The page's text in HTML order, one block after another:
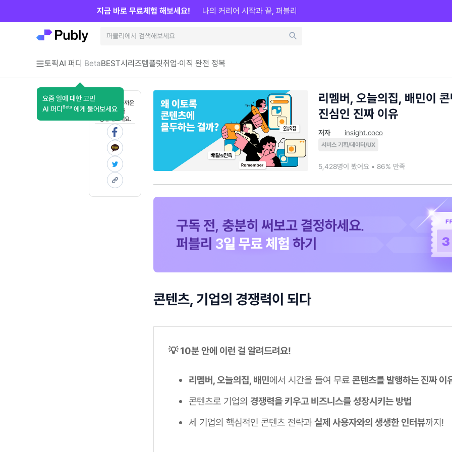
토픽AI 퍼디 Beta
요즘 일에 대한 고민
AI 퍼디 Beta 에게 물어보세요
BEST시리즈템플릿취업·이직 완전 정복
지금 바로 무료체험 해보세요! 나의 커리어 시작과 끝, 퍼블리
혼자 보기 아까운
콘텐츠를
공유해보세요.
리멤버, 오늘의집, 배민이
진심인 진짜 이유
저자 insight.coco
서비스 기획/데이터/UX
5,428명이 봤어요 • 86% 만족
콘텐츠, 기업의 경쟁력이 되다
💡 10분 안에 이런 걸 알려드려요!
리멤버, 오늘의집, 배민에서 시간을 들여 무료 콘텐츠를 발행하는 진짜 이
콘텐츠로 기업의 경쟁력을 키우고 비즈니스를 성장시키는 방법
세 기업의 핵심적인 콘텐츠 전략과 실제 사용자와의 생생한 인터뷰까지!